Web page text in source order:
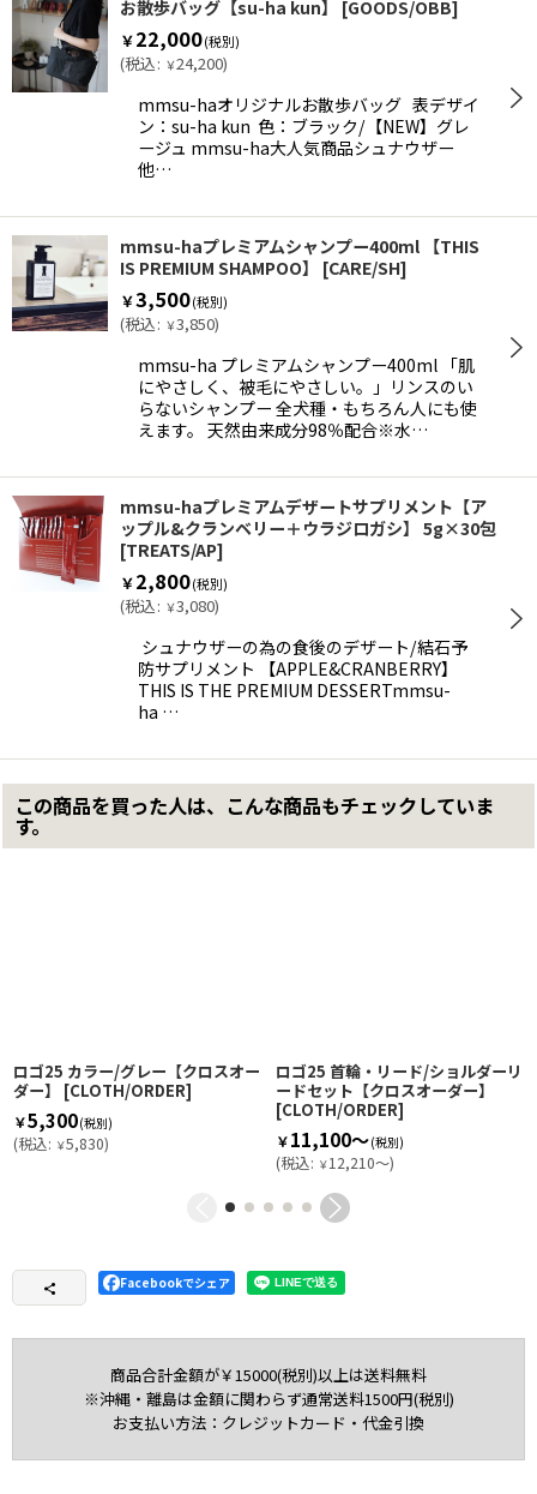
お散歩バッグ【su-ha kun】 [GOODS/OBB]
￥22,000(税別)
(税込: ￥24,200)
mmsu-haオリジナルお散歩バッグ 表デザイ
ン：su-ha kun 色：ブラック/【NEW】グレ
ージュ mmsu-ha大人気商品シュナウザー
他…
mmsu-haプレミアムシャンプー400ml 【THIS
IS PREMIUM SHAMPOO】
[CARE/SH]
￥3,500(税別)
(税込: ￥3,850)
mmsu-ha プレミアムシャンプー400ml 「肌
にやさしく、被毛にやさしい。」リンスのい
らないシャンプー 全犬種・もちろん人にも使
えます。 天然由来成分98％配合※水…
mmsu-haプレミアムデザートサプリメント【ア
ップル&クランベリー＋ウラジロガシ】 5g×30包
[TREATS/AP]
￥2,800(税別)
(税込: ￥3,080)
シュナウザーの為の食後のデザート/結石予
防サプリメント 【APPLE&CRANBERRY】
THIS IS THE PREMIUM DESSERTmmsu-
ha …
この商品を買った人は、こんな商品もチェックしていま
す。
ロゴ25 カラー/グレー【クロスオー
ダー】
[CLOTH/ORDER]
￥5,300(税別)
(税込: ￥5,830)
ロゴ25 首輪・リード/ショルダーリ
ードセット【クロスオーダー】
[CLOTH/ORDER]
￥11,100～(税別)
(税込: ￥12,210～)
Facebookでシェア
商品合計金額が￥15000(税別)以上は送料無料
※沖縄・離島は金額に関わらず通常送料1500円(税別)
お支払い方法：クレジットカード・代金引換